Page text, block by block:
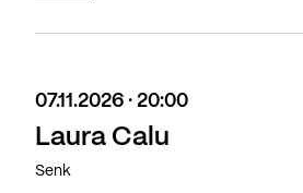
07.11.2026 · 20:00
Laura Calu
Senk